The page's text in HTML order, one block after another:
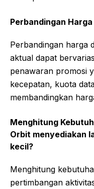
Perbandingan
Perbandingan harga
aktual dapat
penawaran promosi
kecepatan, kuota
membandingkan
Menghitung
Orbit menyediakan
kecil?
Menghitung
pertimbangan